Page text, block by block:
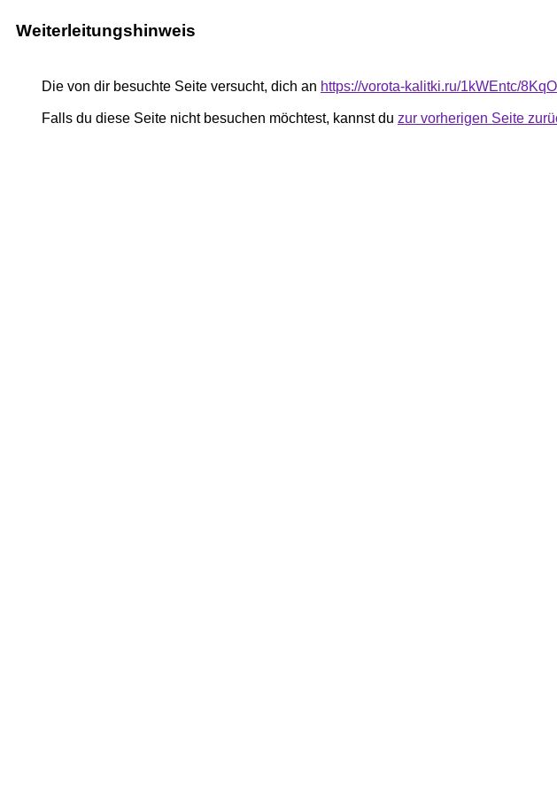
Weiterleitungshinweis
Die von dir besuchte Seite versucht, dich an https://vorota-kalitki.ru/1kWEntc/
Falls du diese Seite nicht besuchen möchtest, kannst du zur vorherigen Seite